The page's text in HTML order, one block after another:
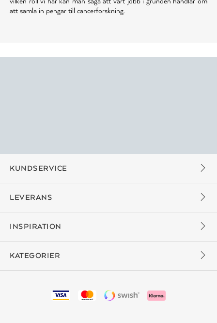
att samla in pengar till cancerforskning.
KUNDSERVICE
LEVERANS
INSPIRATION
KATEGORIER